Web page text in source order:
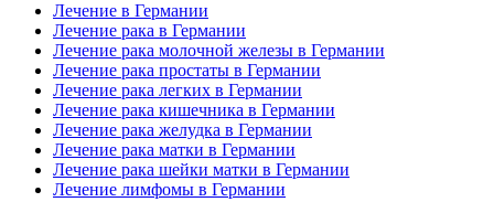
Лечение в Германии
Лечение рака в Германии
Лечение рака молочной железы в Германии
Лечение рака простаты в Германии
Лечение рака легких в Германии
Лечение рака кишечника в Германии
Лечение рака желудка в Германии
Лечение рака матки в Германии
Лечение рака шейки матки в Германии
Лечение лимфомы в Германии